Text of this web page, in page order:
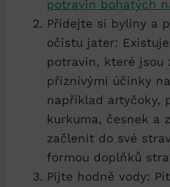
potravin bohatých
Přidejte⁣ si byliny a
očistu jater:
potravin,⁤ které jsou
příznivými účinky
‌například artyčoky,
kurkuma, ⁢česnek⁢ a​
začlenit⁢ do své
‌formou​ doplňků
Pijte hodně vody: